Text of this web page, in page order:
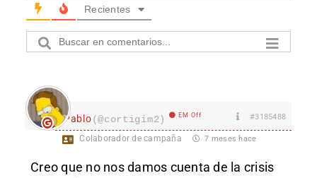
Recientes
Pablo(@cortigim2) EM Off #3185488
Colaborador de campaña 7 meses hace
Creo que no nos damos cuenta de la crisis